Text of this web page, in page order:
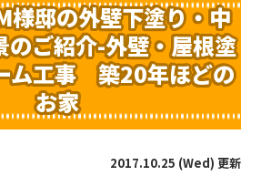
様邸の外壁下塗り・中
のご紹介-外壁・屋根塗
ム工事 築20年ほどの
お家
2017.10.25 (Wed) 更新